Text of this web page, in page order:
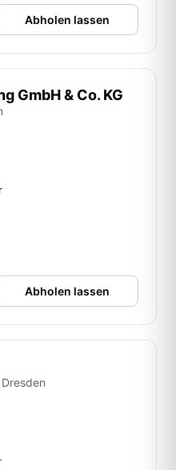
Abholen lassen
GmbH & Co. KG
Abholen lassen